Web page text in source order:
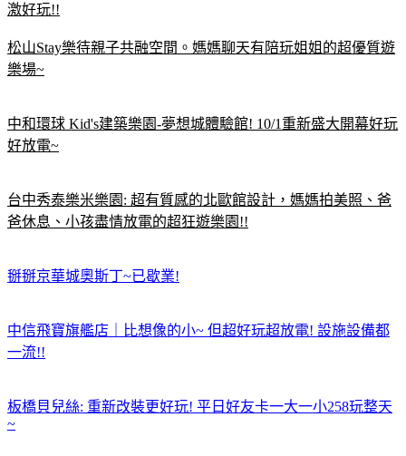
激好玩!!
松山Stay樂待親子共融空間。媽媽聊天有陪玩姐姐的超優質遊
樂場~
中和環球 Kid's建築樂園-夢想城體驗館! 10/1重新盛大開幕好玩
好放電~
台中秀泰樂米樂園: 超有質感的北歐館設計，媽媽拍美照、爸
爸休息、小孩盡情放電的超狂遊樂園!!
掰掰京華城奧斯丁~已歇業!
中信飛寶旗艦店｜比想像的小~ 但超好玩超放電! 設施設備都
一流!!
板橋貝兒絲: 重新改裝更好玩! 平日好友卡一大一小258玩整天
~